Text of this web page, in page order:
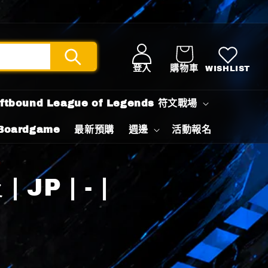
登入 購物車 WISHLIST
League of Legends 符文戰場
最新預購 週邊 活動報名
JP | - |